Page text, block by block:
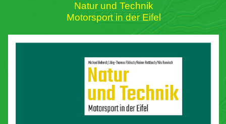
Natur und Technik
Motorsport in der Eifel